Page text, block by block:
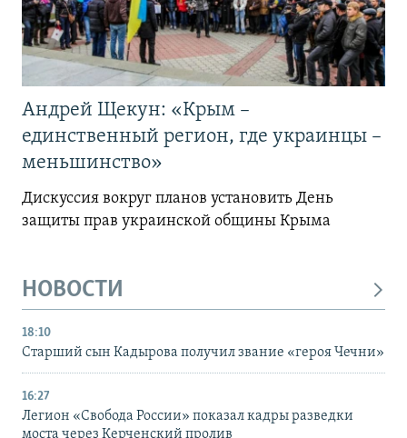
Андрей Щекун: «Крым –
единственный регион, где украинцы –
меньшинство»
Дискуссия вокруг планов установить День
защиты прав украинской общины Крыма
НОВОСТИ
18:10
Старший сын Кадырова получил звание «героя Чечни»
16:27
Легион «Свобода России» показал кадры разведки
моста через Керченский пролив